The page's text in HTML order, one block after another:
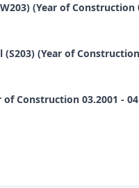
(Year of
(S203) (Year of
of Construction 03.2001 -